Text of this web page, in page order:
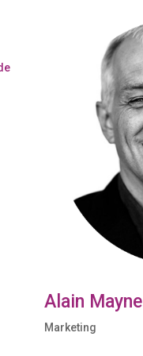
Alain Mayne
Marketing